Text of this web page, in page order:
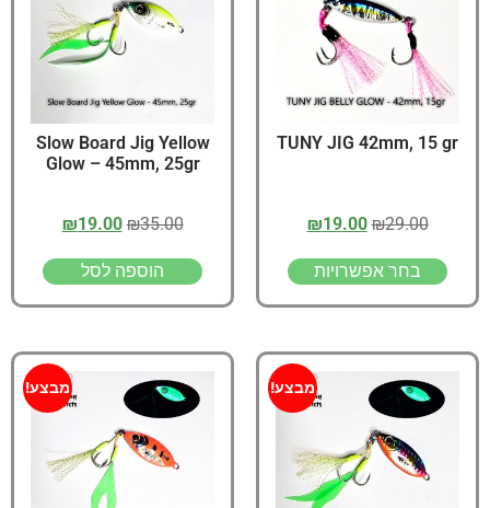
TUNY JIG 42mm, 15 gr
₪29.00
₪19.00
בחר אפשרויות
Slow Board Jig Yellow
Glow – 45mm, 25gr
₪35.00
₪19.00
הוספה לסל
מבצע! מבצע!